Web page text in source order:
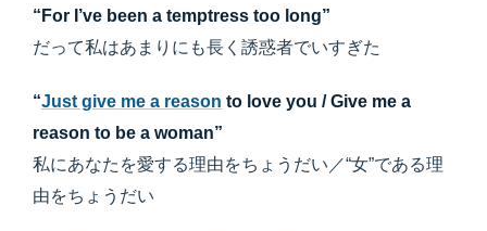
“For I’ve been a temptress too long”
だって私はあまりにも長く誘惑者でいすぎた
“Just give me a reason to love you / Give me a
reason to be a woman”
私にあなたを愛する理由をちょうだい／“女”である理
由をちょうだい